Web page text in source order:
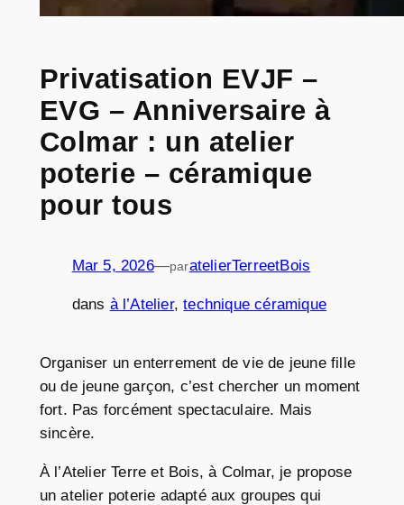
Privatisation EVJF –
EVG – Anniversaire à
Colmar : un atelier
poterie – céramique
pour tous
Mar 5, 2026—paratelierTerreetBois
dans à l’Atelier, technique céramique
Organiser un enterrement de vie de jeune fille
ou de jeune garçon, c’est chercher un moment
fort. Pas forcément spectaculaire. Mais
sincère.
À l’Atelier Terre et Bois, à Colmar, je propose
un atelier poterie adapté aux groupes qui